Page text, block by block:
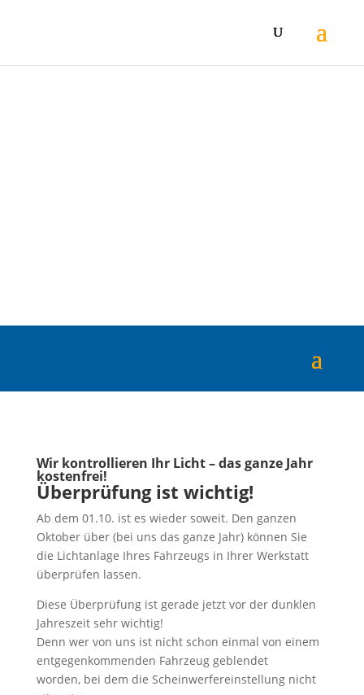
Wir kontrollieren Ihr Licht – das ganze Jahr
kostenfrei!
Überprüfung ist wichtig!
Ab dem 01.10. ist es wieder soweit. Den ganzen
Oktober über (bei uns das ganze Jahr) können Sie
die Lichtanlage Ihres Fahrzeugs in Ihrer Werkstatt
überprüfen lassen.
Diese Überprüfung ist gerade jetzt vor der dunklen
Jahreszeit sehr wichtig!
Denn wer von uns ist nicht schon einmal von einem
entgegenkommenden Fahrzeug geblendet
worden, bei dem die Scheinwerfereinstellung nicht